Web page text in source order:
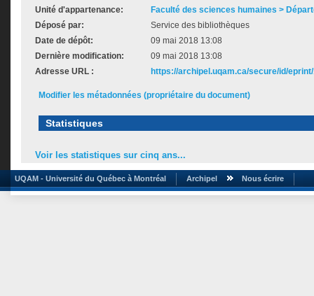
Unité d'appartenance:
Faculté des sciences humaines >
Déposé par:
Service des bibliothèques
Date de dépôt:
09 mai 2018 13:08
Dernière modification:
09 mai 2018 13:08
Adresse URL :
https://archipel.uqam.ca/secure/id/
Modifier les métadonnées (propriétaire du document)
Statistiques
Voir les statistiques sur cinq ans...
UQAM - Université du Québec à Montréal Archipel Nous écrire